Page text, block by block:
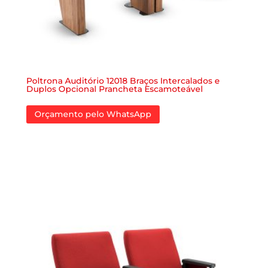
Poltrona Auditório 12018 Braços Intercalados e
Duplos Opcional Prancheta Escamoteável
Orçamento pelo WhatsApp